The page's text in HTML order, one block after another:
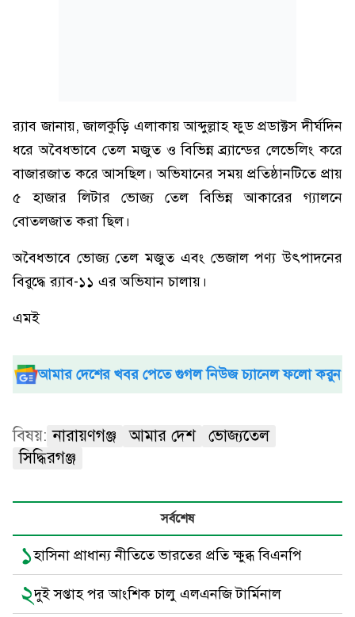
র‌্যাব জানায়, জালকুড়ি এলাকায় আব্দুল্লাহ ফুড প্রডাক্টস দীর্ঘদিন
ধরে অবৈধভাবে তেল মজুত ও বিভিন্ন ব্র্যান্ডের লেভেলিং করে
বাজারজাত করে আসছিল। অভিযানের সময় প্রতিষ্ঠানটিতে প্রায়
৫ হাজার লিটার ভোজ্য তেল বিভিন্ন আকারের গ্যালনে
বোতলজাত করা ছিল।
অবৈধভাবে ভোজ্য তেল মজুত এবং ভেজাল পণ্য উৎপাদনের
বিরুদ্ধে র‌্যাব-১১ এর অভিযান চালায়।
এমই
আমার দেশের খবর পেতে গুগল নিউজ চ্যানেল ফলো করুন
বিষয়: নারায়ণগঞ্জ আমার দেশ
ভোজ্যতেল
সিদ্ধিরগঞ্জ
সর্বশেষ
১হাসিনা প্রাধান্য নীতিতে ভারতের প্রতি ক্ষুব্ধ বিএনপি
২দুই সপ্তাহ পর আংশিক চালু এলএনজি টার্মিনাল